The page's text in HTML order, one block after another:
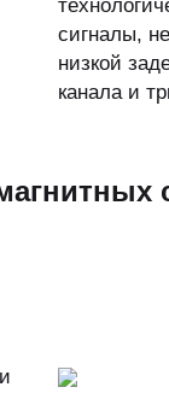
сигналы,
низкой
канала и